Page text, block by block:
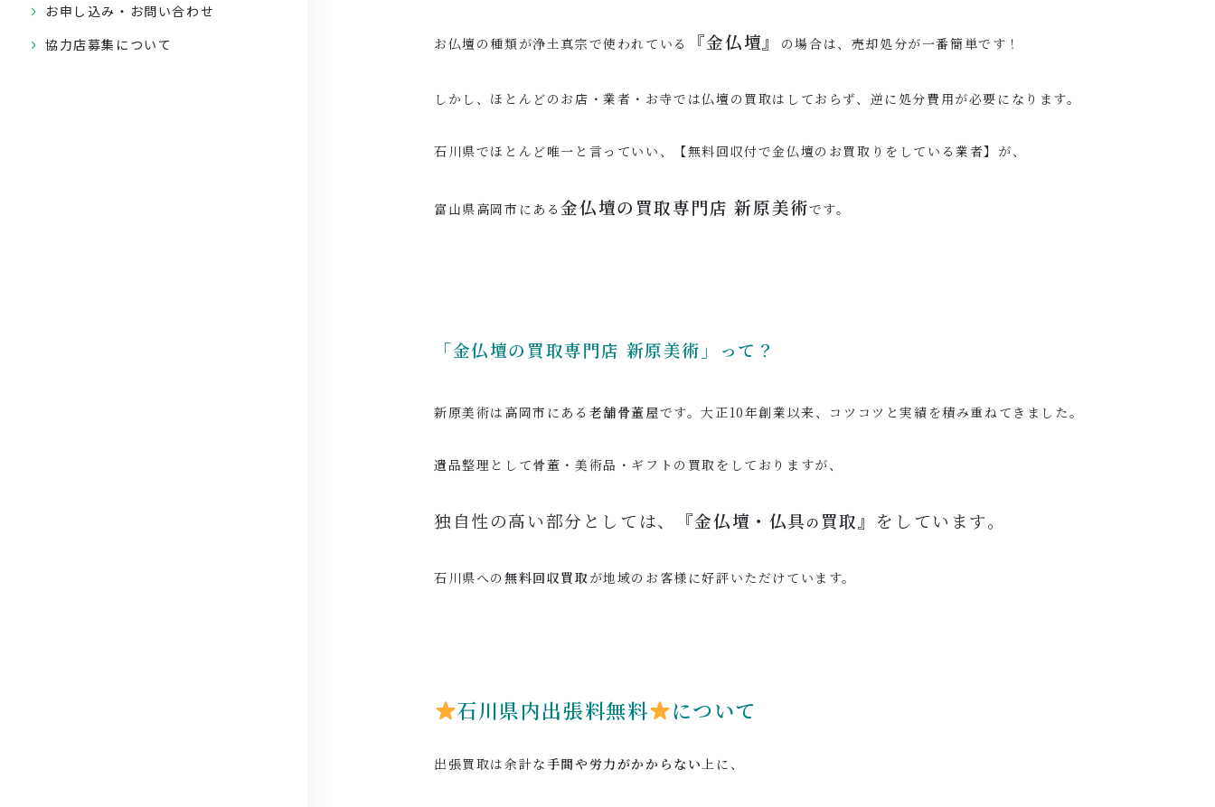
お申し込み・お問い合わせ
協力店募集について
お仏壇の種類が浄土真宗で使われている 『金仏壇』 の場合は、売却処分が一番簡単です！
しかし、ほとんどのお店・業者・お寺では仏壇の買取はしておらず、逆に処分費用が必要になります。
石川県でほとんど唯一と言っていい、【無料回収付で金仏壇のお買取りをしている業者】が、
富山県高岡市にある金仏壇の買取専門店新原美術です。
「金仏壇の買取専門店 新原美術」って？
新原美術は高岡市にある 老舗骨董屋です。大正10年創業以来、コツコツと実績を積み重ねてきました。
遺品整理として骨董・美術品・ギフトの買取をしておりますが、
独自性の高い部分としては、 『金仏壇・仏具 の 買取』 をしています。
石川県への 無料回収買取 が地域のお客様に好評いただけています。
石川県内出張料無料 について
出張買取は余計な手間や労力がかからない 上に、